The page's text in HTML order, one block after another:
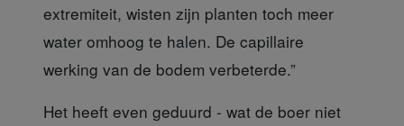
extremiteit, wisten zijn planten toch meer
water omhoog te halen. De capillaire
werking van de bodem verbeterde.”
Het heeft even geduurd - wat de boer niet